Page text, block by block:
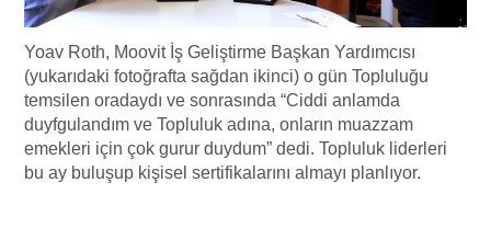
Yoav Roth, Moovit İş Geliştirme Başkan Yardımcısı
(yukarıdaki fotoğrafta sağdan ikinci) o gün Topluluğu
temsilen oradaydı ve sonrasında “Ciddi anlamda
duyfgulandım ve Topluluk adına, onların muazzam
emekleri için çok gurur duydum” dedi. Topluluk liderleri
bu ay buluşup kişisel sertifikalarını almayı planlıyor.